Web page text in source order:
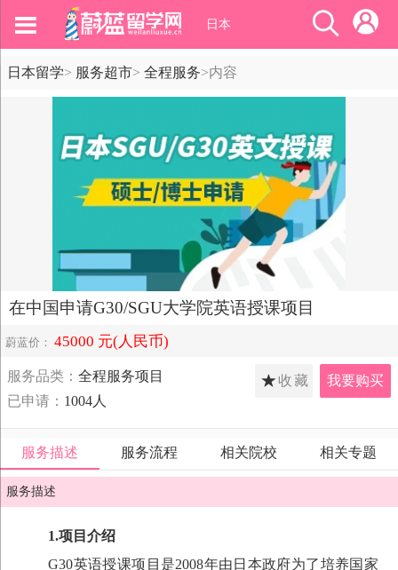
日本
日本留学> 服务超市> 全程服务>内容
在中国申请G30/SGU大学院英语授课项目
蔚蓝价：45000 元(人民币)
服务品类： 全程服务项目
已申请： 1004人
我要购买
收藏
服务描述 服务流程 相关院校 相关专题
服务描述
1.项目介绍
G30英语授课项目是2008年由日本政府为了培养国家